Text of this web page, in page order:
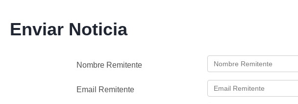
Enviar Noticia
Nombre Remitente
Email Remitente